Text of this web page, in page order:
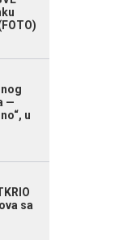
—
u
sa